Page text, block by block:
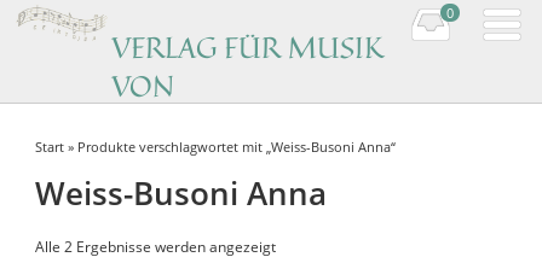
VERLAG FÜR MUSIK
VON
Music by women composers
0
Start » Produkte verschlagwortet mit „Weiss-Busoni Anna“
Weiss-Busoni Anna
Alle 2 Ergebnisse werden angezeigt